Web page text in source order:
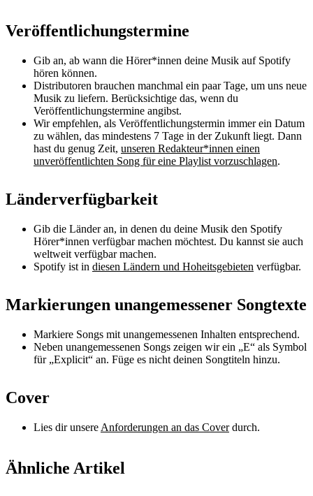
Veröffentlichungstermine
Gib an, ab wann die Hörer*innen deine Musik auf Spotify
hören können.
Distributoren brauchen manchmal ein paar Tage, um uns neue
Musik zu liefern. Berücksichtige das, wenn du
Veröffentlichungstermine angibst.
Wir empfehlen, als Veröffentlichungstermin immer ein Datum
zu wählen, das mindestens 7 Tage in der Zukunft liegt. Dann
hast du genug Zeit, unseren Redakteur*innen einen
unveröffentlichten Song für eine Playlist vorzuschlagen.
Länderverfügbarkeit
Gib die Länder an, in denen du deine Musik den Spotify
Hörer*innen verfügbar machen möchtest. Du kannst sie auch
weltweit verfügbar machen.
Spotify ist in diesen Ländern und Hoheitsgebieten verfügbar.
Markierungen unangemessener Songtexte
Markiere Songs mit unangemessenen Inhalten entsprechend.
Neben unangemessenen Songs zeigen wir ein „E“ als Symbol
für „Explicit“ an. Füge es nicht deinen Songtiteln hinzu.
Cover
Lies dir unsere Anforderungen an das Coverdurch.
Ähnliche Artikel